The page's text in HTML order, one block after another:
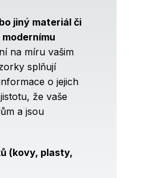
jiný materiál či
modernímu
na míru vašim
splňují
o jejich
že vaše
a jsou
(kovy, plasty,